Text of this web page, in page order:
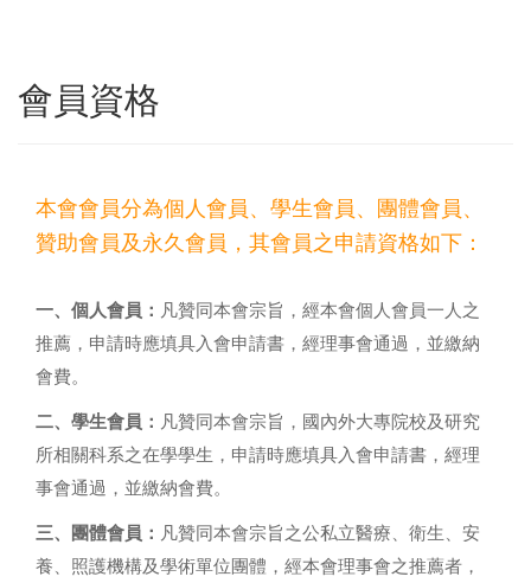
會員資格
本會會員分為個人會員、學生會員、團體會員、
贊助會員及永久會員，其會員之申請資格如下：
一、個人會員： 凡贊同本會宗旨，經本會個人會員一人之
推薦，申請時應填具入會申請書，經理事會通過，並繳納
會費。
二、學生會員： 凡贊同本會宗旨，國內外大專院校及研究
所相關科系之在學學生，申請時應填具入會申請書，經理
事會通過，並繳納會費。
三、團體會員： 凡贊同本會宗旨之公私立醫療、衛生、安
養、照護機構及學術單位團體，經本會理事會之推薦者，